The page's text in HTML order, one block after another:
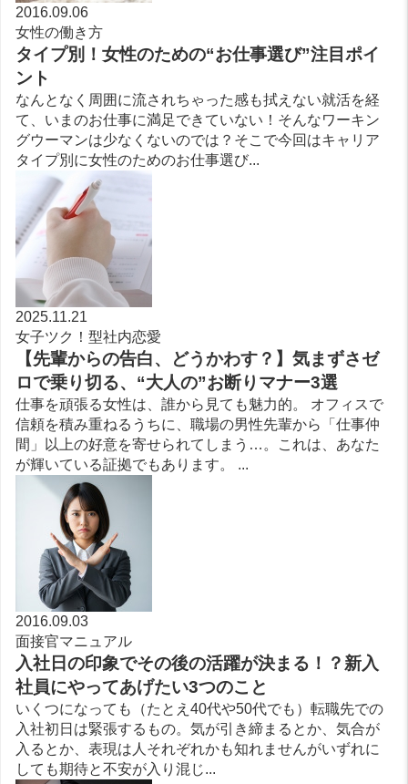
2016.09.06
女性の働き方
タイプ別！女性のための“お仕事選び”注目ポイ
ント
なんとなく周囲に流されちゃった感も拭えない就活を経
て、いまのお仕事に満足できていない！そんなワーキン
グウーマンは少なくないのでは？そこで今回はキャリア
タイプ別に女性のためのお仕事選び...
2025.11.21
女子ツク！型社内恋愛
【先輩からの告白、どうかわす？】気まずさゼ
ロで乗り切る、“大人の”お断りマナー3選
仕事を頑張る女性は、誰から見ても魅力的。 オフィスで
信頼を積み重ねるうちに、職場の男性先輩から「仕事仲
間」以上の好意を寄せられてしまう…。これは、あなた
が輝いている証拠でもあります。 ...
2016.09.03
面接官マニュアル
入社日の印象でその後の活躍が決まる！？新入
社員にやってあげたい3つのこと
いくつになっても（たとえ40代や50代でも）転職先での
入社初日は緊張するもの。気が引き締まるとか、気合が
入るとか、表現は人それぞれかも知れませんがいずれに
しても期待と不安が入り混じ...